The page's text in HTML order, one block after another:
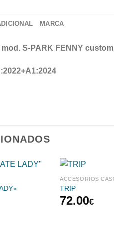
MARCA
S-PARK FENNY
ACCESORIOS
TRIP
72.00€